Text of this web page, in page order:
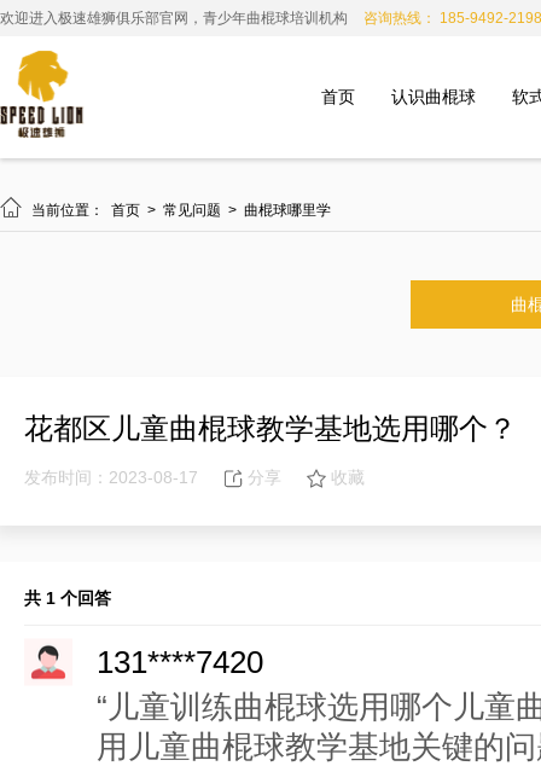
欢迎进入极速雄狮俱乐部官网，青少年曲棍球培训机构 咨询热线： 185-9492-2198
首页 认识曲棍球 软
 当前位置： 首页 > 常见问题 > 曲棍球哪里学
曲
花都区儿童曲棍球教学基地选用哪个？
发布时间：2023-08-17 分享 收藏
共 1 个回答
131****7420
“儿童训练曲棍球选用哪个儿童
用儿童曲棍球教学基地关键的